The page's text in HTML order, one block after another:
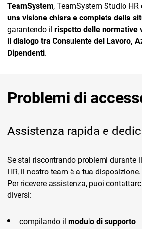
TeamSystem, TeamSystem Studio HR
una visione chiara e completa della
garantendo il rispetto delle normative
il dialogo tra Consulente del Lavoro,
Dipendenti.
Problemi di
Assistenza rapida e
Se stai riscontrando problemi durante
HR, il nostro team è a tua disposizione.
Per ricevere assistenza, puoi
diversi:
compilando il modulo di supporto